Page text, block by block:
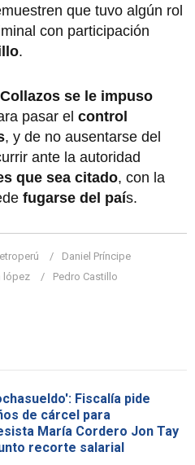
que tuvo algún rol
con participación
.
se le impuso
pasar el control
, y de no ausentarse del
ante la autoridad
que sea citado, con la
fugarse del país.
Daniel Príncipe
lópez
Pedro Castillo
Fiscalía pide
de cárcel para
María Cordero Jon Tay
recorte salarial